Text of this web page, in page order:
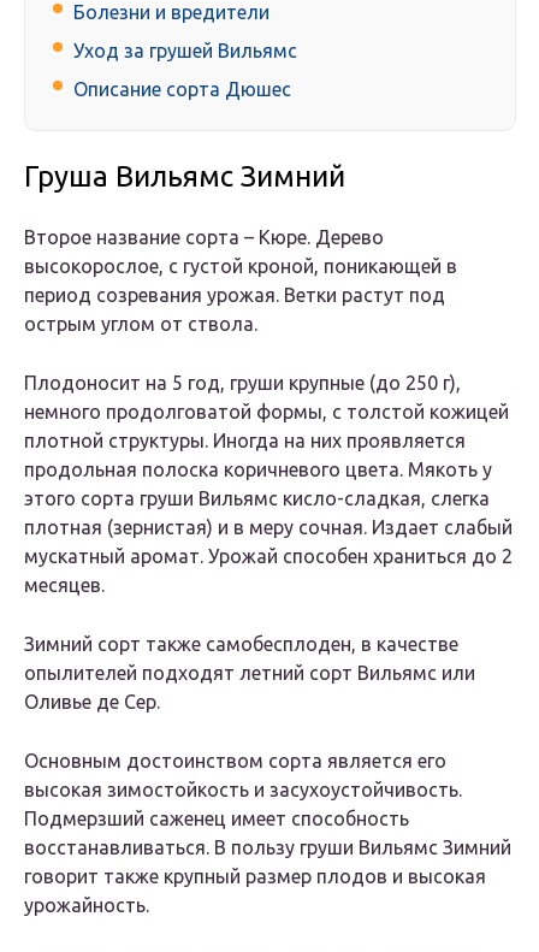
Болезни и вредители
Уход за грушей Вильямс
Описание сорта Дюшес
Груша Вильямс Зимний
Второе название сорта – Кюре. Дерево
высокорослое, с густой кроной, поникающей в
период созревания урожая. Ветки растут под
острым углом от ствола.
Плодоносит на 5 год, груши крупные (до 250 г),
немного продолговатой формы, с толстой кожицей
плотной структуры. Иногда на них проявляется
продольная полоска коричневого цвета. Мякоть у
этого сорта груши Вильямс кисло-сладкая, слегка
плотная (зернистая) и в меру сочная. Издает слабый
мускатный аромат. Урожай способен храниться до 2
месяцев.
Зимний сорт также самобесплоден, в качестве
опылителей подходят летний сорт Вильямс или
Оливье де Сер.
Основным достоинством сорта является его
высокая зимостойкость и засухоустойчивость.
Подмерзший саженец имеет способность
восстанавливаться. В пользу груши Вильямс Зимний
говорит также крупный размер плодов и высокая
урожайность.